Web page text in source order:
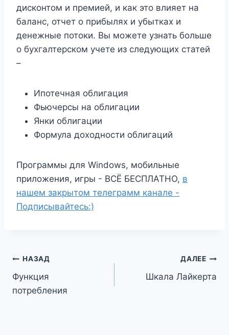
дисконтом и премией, и как это влияет на
баланс, отчет о прибылях и убытках и
денежные потоки. Вы можете узнать больше
о бухгалтерском учете из следующих статей
–
Ипотечная облигация
Фьючерсы на облигации
Янки облигации
Формула доходности облигаций
Программы для Windows, мобильные
приложения, игры - ВСЁ БЕСПЛАТНО, в
нашем закрытом телеграмм канале -
Подписывайтесь:)
Навигация
по
НАЗАД
Функция
потребления
ДАЛЕЕ
Шкала Лайкерта